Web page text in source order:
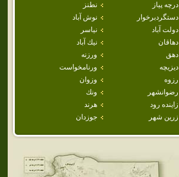
درچه پياز
نطنز
دستگردبرخوار
نوش آباد
دولت آباد
نياسر
دهاقان
نيك آباد
دهق
ورزنه
ديزيچه
ورنامخواست
رزوه
وزوان
رضوانشهر
ونك
زاينده رود
هرند
زرين شهر
جوزدان